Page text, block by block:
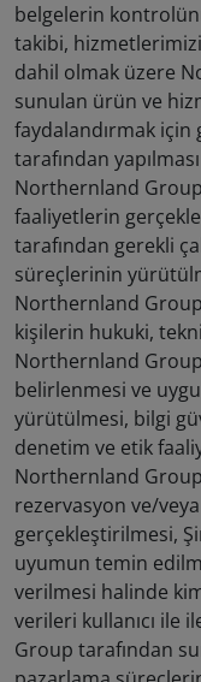
belgelerin
takibi,
dahil olmak üzere
sunulan ürün ve
faydalandırmak için
tarafından
Northernland
faaliyetlerin
tarafından gerekli
süreçlerinin
Northernland
kişilerin hukuki,
Northernland
belirlenmesi ve
yürütülmesi, bilgi
denetim ve etik
Northernland
rezervasyon ve/
gerçekleştirilmesi,
uyumun temin
verilmesi halinde
verileri kullanıcı ile
Group tarafından